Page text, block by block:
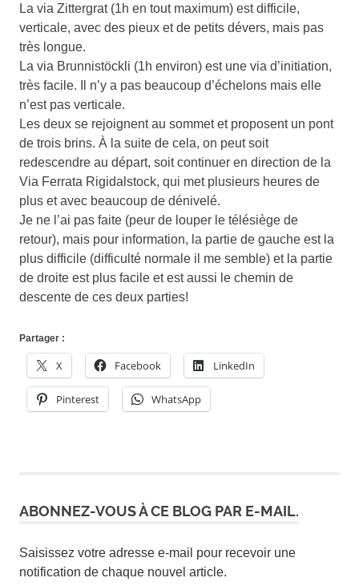
La via Zittergrat (1h en tout maximum) est difficile,
verticale, avec des pieux et de petits dévers, mais pas
très longue.
La via Brunnistöckli (1h environ) est une via d’initiation,
très facile. Il n’y a pas beaucoup d’échelons mais elle
n’est pas verticale.
Les deux se rejoignent au sommet et proposent un pont
de trois brins. À la suite de cela, on peut soit
redescendre au départ, soit continuer en direction de la
Via Ferrata Rigidalstock, qui met plusieurs heures de
plus et avec beaucoup de dénivelé.
Je ne l’ai pas faite (peur de louper le télésiège de
retour), mais pour information, la partie de gauche est la
plus difficile (difficulté normale il me semble) et la partie
de droite est plus facile et est aussi le chemin de
descente de ces deux parties!
Partager :
X Facebook LinkedIn
Pinterest WhatsApp
ABONNEZ-VOUS À CE BLOG PAR E-MAIL.
Saisissez votre adresse e-mail pour recevoir une
notification de chaque nouvel article.